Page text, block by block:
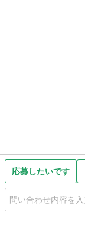
応募したいです